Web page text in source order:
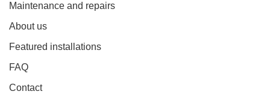
Maintenance and repairs
About us
Featured installations
FAQ
Contact